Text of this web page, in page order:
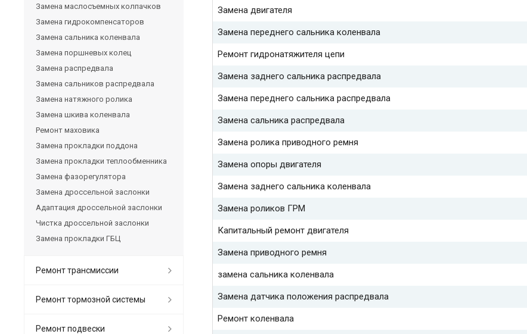
Замена двигателя
Замена переднего сальника коленвала
Ремонт гидронатяжителя цепи
Замена заднего сальника распредвала
Замена переднего сальника распредвала
Замена сальника распредвала
Замена ролика приводного ремня
Замена опоры двигателя
Замена заднего сальника коленвала
Замена роликов ГРМ
Капитальный ремонт двигателя
Замена приводного ремня
замена сальника коленвала
Замена датчика положения распредвала
Ремонт коленвала
Замена маслосъемных колпачков
Замена гидрокомпенсаторов
Замена сальника коленвала
Замена поршневых колец
Замена распредвала
Замена сальников распредвала
Замена натяжного ролика
Замена шкива коленвала
Ремонт маховика
Замена прокладки поддона
Замена прокладки теплообменника
Замена фазорегулятора
Замена дроссельной заслонки
Адаптация дроссельной заслонки
Чистка дроссельной заслонки
Замена прокладки ГБЦ
Ремонт трансмиссии
Ремонт тормозной системы
Ремонт подвески